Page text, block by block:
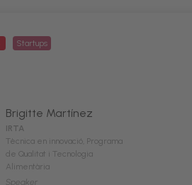
Startups
Brigitte Martínez
IRTA
Tècnica en innovació, Programa
de Qualitat i Tecnologia
Alimentària
Speaker